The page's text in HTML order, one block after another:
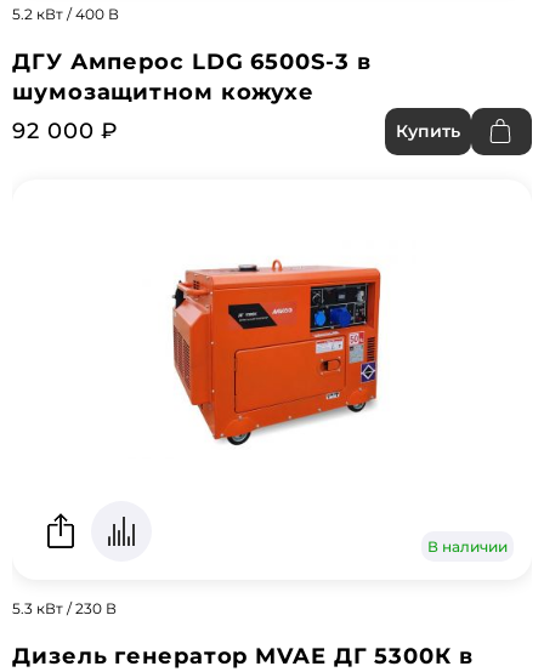
5.2 кВт / 400 В
ДГУ Амперос LDG 6500S-3 в
шумозащитном кожухе
92 000 ₽
Купить
В наличии
5.3 кВт / 230 В
Дизель генератор MVAE ДГ 5300К в